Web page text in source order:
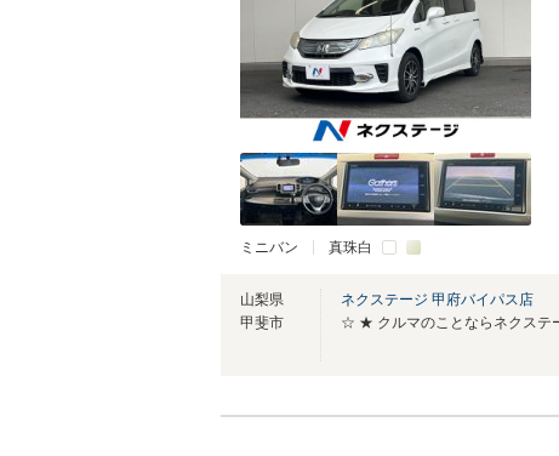
ミニバン 真珠白
山梨県
甲斐市
ネクステージ 甲府バイパス店